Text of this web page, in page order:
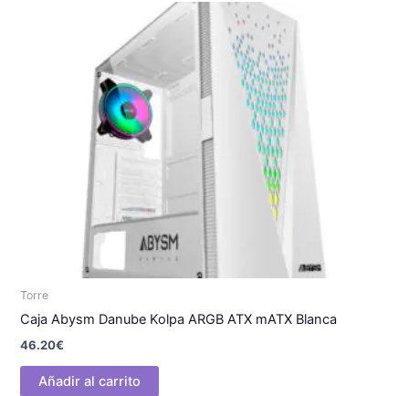
Torre
Caja Abysm Danube Kolpa ARGB ATX mATX Blanca
46.20€
Añadir al carrito